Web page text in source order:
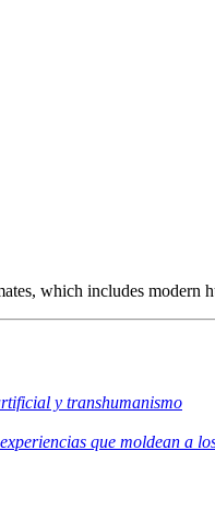
which includes modern
y transhumanismo
que moldean a